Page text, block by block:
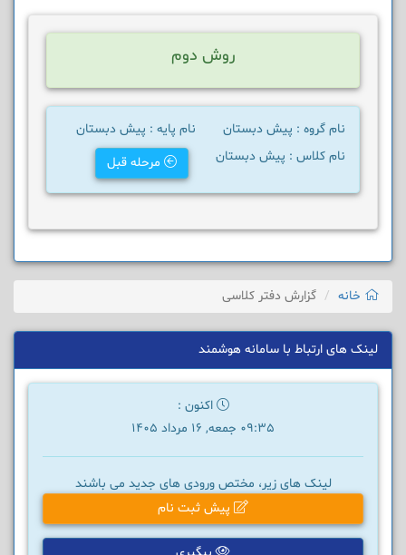
روش دوم
نام گروه : پیش دبستان
نام پایه : پیش دبستان
نام کلاس : پیش دبستان
مرحله قبل
خانه گزارش دفتر کلاسی
لینک های ارتباط با سامانه هوشمند
اکنون :
09:35 جمعه, 16 مرداد 1405
لینک های زیر، مختص ورودی های جدید می باشند
پیش ثبت نام